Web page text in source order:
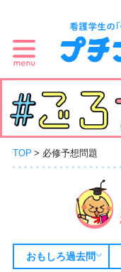
TOP 必修予想問題
おもしろ過去問